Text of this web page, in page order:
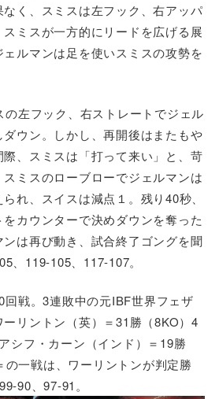
く、スミスは左フック、右アッパ
ミスが一方的にリードを広げる展
ルマンは足を使いスミスの攻勢を
の左フック、右ストレートでジェル
ウン。しかし、再開後はまたもや
、スミスは「打って来い」と、苛
ミスのローブローでジェルマンは
れ、スイスは減点１。残り40秒、
カウンターで決めダウンを奪った
は再び動き、試合終了ゴングを聞
、119-105、117-107。
回戦。3連敗中の元IBF世界フェザ
リントン（英）＝31勝（8KO）4
シフ・カーン（インド）＝19勝
の一戦は、ワーリントンが判定勝
90、97-91。